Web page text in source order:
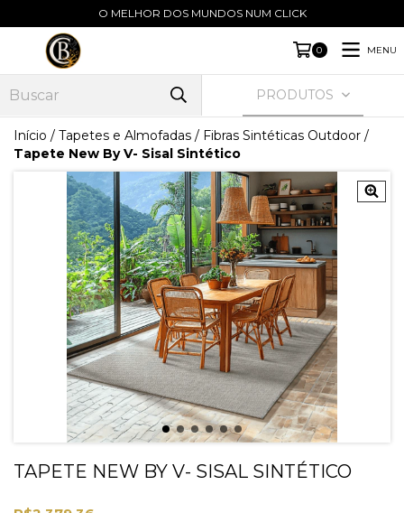
O MELHOR DOS MUNDOS NUM CLICK
0 MENU
PRODUTOS
Início / Tapetes e Almofadas / Fibras Sintéticas Outdoor /
Tapete New By V- Sisal Sintético
TAPETE NEW BY V- SISAL SINTÉTICO